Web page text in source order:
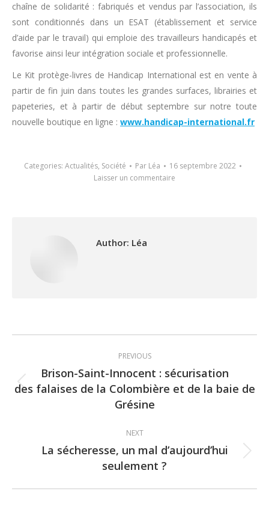
chaîne de solidarité : fabriqués et vendus par l’association, ils
sont conditionnés dans un ESAT (établissement et service
d’aide par le travail) qui emploie des travailleurs handicapés et
favorise ainsi leur intégration sociale et professionnelle.
Le Kit protège-livres de Handicap International est en vente à
partir de fin juin dans toutes les grandes surfaces, librairies et
papeteries, et à partir de début septembre sur notre toute
nouvelle boutique en ligne : www.handicap-international.fr
Categories: Actualités, Société Par Léa
16 septembre 2022
Laisser un commentaire
Author: Léa
navigation
PREVIOUS
Previous
post:
Brison-Saint-Innocent : sécurisation
des falaises de la Colombière et de la baie de
Grésine
NEXT
Next
post:
La sécheresse, un mal d’aujourd’hui
seulement ?